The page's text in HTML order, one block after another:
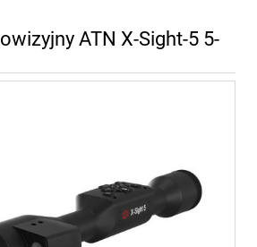
ATN X-Sight-5 5-